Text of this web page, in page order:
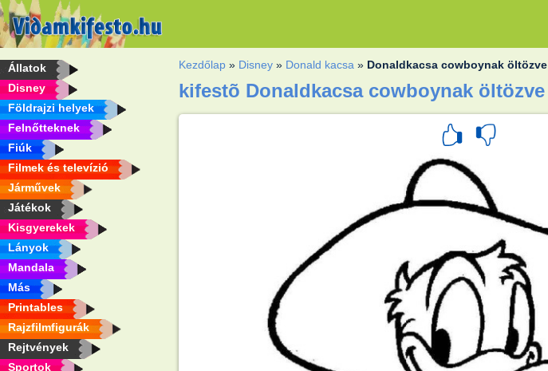
Állatok
Disney
Földrajzi helyek
Felnőtteknek
Fiúk
Filmek és televízió
Járművek
Játékok
Kisgyerekek
Lányok
Mandala
Más
Printables
Rajzfilmfigurák
Rejtvények
Sportok
Kezdőlap » Disney » Donald kacsa » Donaldkacsa cowboynak öltözve
kifestõ Donaldkacsa cowboynak öltözve